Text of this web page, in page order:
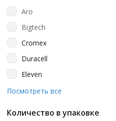
Aro
Bigtech
Cromex
Duracell
Eleven
Energizer
Посмотреть все
Количество в упаковке